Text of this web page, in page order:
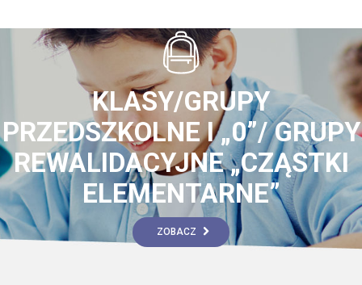
KLASY/GRUPY
PRZEDSZKOLNE I „0”/ GRUPY
REWALIDACYJNE „CZĄSTKI
ELEMENTARNE”
ZOBACZ